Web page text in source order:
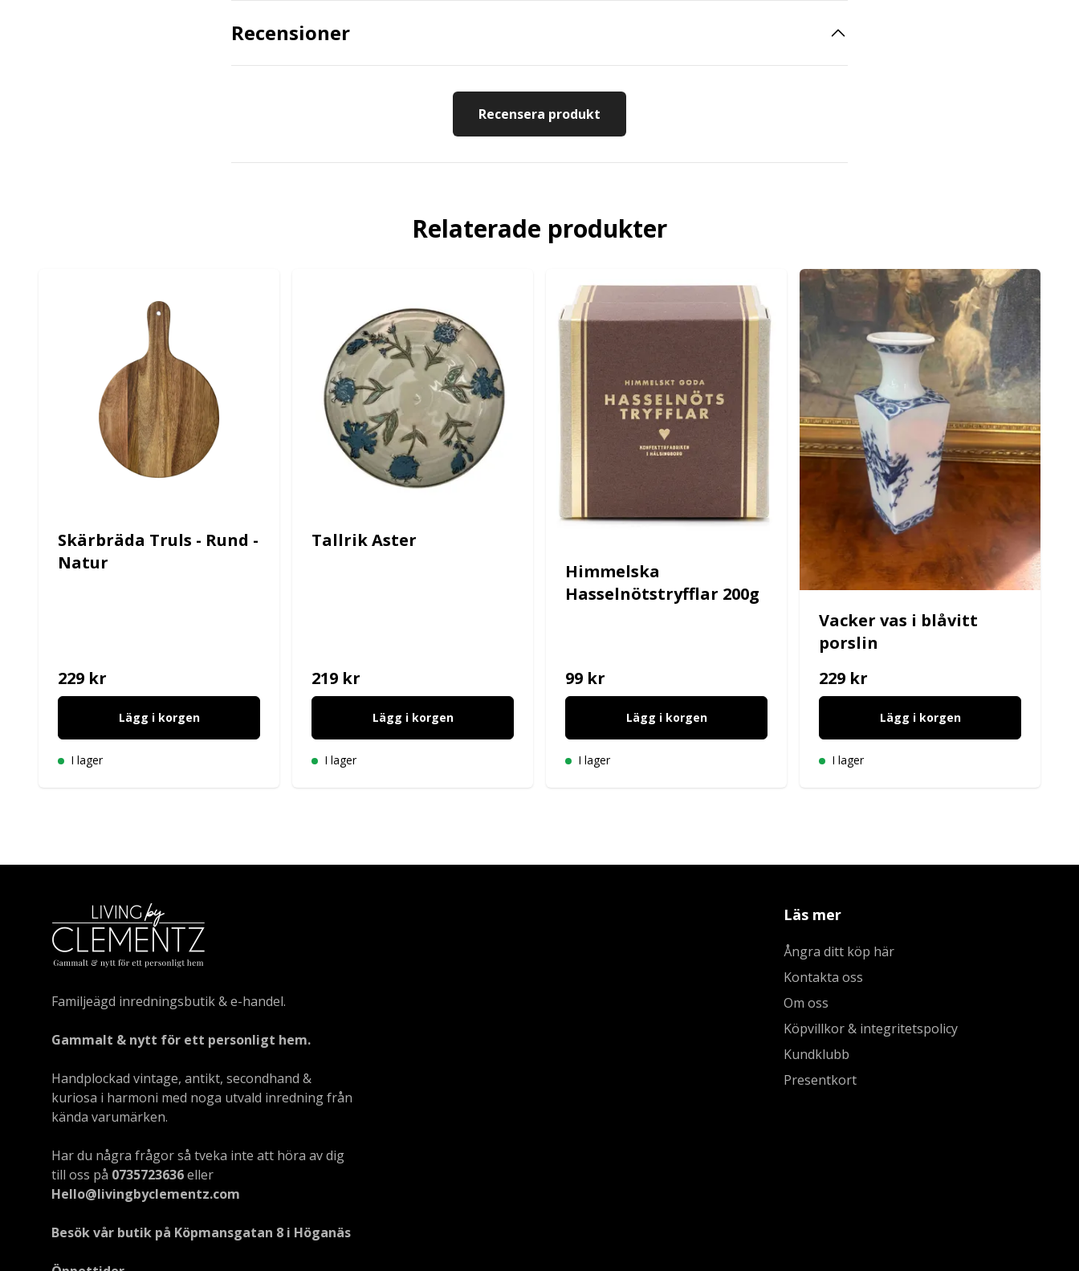
Recensioner
Recensera produkt
Relaterade produkter
Skärbräda Truls - Rund -
Natur
229 kr
Lägg i korgen
I lager
Tallrik Aster
219 kr
Lägg i korgen
I lager
Himmelska
Hasselnötstryfflar 200g
99 kr
Lägg i korgen
I lager
Vacker vas i blåvitt
porslin
229 kr
Lägg i korgen
I lager
Familjeägd inredningsbutik & e-handel.
Gammalt & nytt för ett personligt hem.
Handplockad vintage, antikt, secondhand &
kuriosa i harmoni med noga utvald inredning från
kända varumärken.
Har du några frågor så tveka inte att höra av dig
till oss på 0735723636eller
Hello@livingbyclementz.com
Besök vår butik på Köpmansgatan 8 i Höganäs
Läs mer
Ångra ditt köp här
Kontakta oss
Om oss
Köpvillkor & integritetspolicy
Kundklubb
Presentkort